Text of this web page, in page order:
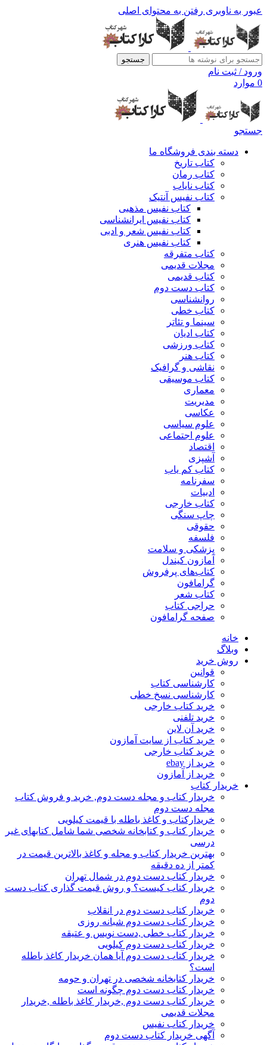
عبور به ناوبری رفتن به محتوای اصلی
جستجو
ورود / ثبت نام
0 موارد
جستجو
دسته بندی فروشگاه ما
کتاب تاریخ
کتاب رمان
کتاب نایاب
کتاب نفیس آنتیک
کتاب نفیس مذهبی
کتاب نفیس ایرانشناسی
کتاب نفیس شعر و ادبی
کتاب نفیس هنری
کتاب متفرقه
مجلات قدیمی
کتاب قدیمی
کتاب دست دوم
روانشناسی
کتاب خطی
سینما و تئاتر
کتاب ادیان
کتاب ورزشی
کتاب هنر
نقاشی و گرافیک
کتاب موسیقی
معماری
مدیریت
عکاسی
علوم سیاسی
علوم اجتماعی
اقتصاد
آشپزی
کتاب کم یاب
سفرنامه
ادبیات
کتاب خارجی
چاپ سنگی
حقوقی
فلسفه
پزشکی و سلامت
آمازون کیندل
کتاب‌های پرفروش
گرامافون
کتاب شعر
حراجی کتاب
صفحه گرامافون
خانه
وبلاگ
روش خرید
قوانین
کارشناسی کتاب
کارشناسی نسخ خطی
خرید کتاب خارجی
خرید تلفنی
خرید آن لاین
خرید کتاب از سایت آمازون
خرید کتاب خارجی
خرید از ebay
خرید از آمازون
خریدار کتاب
خریدار کتاب و مجله دست دوم, خرید و فروش کتاب
مجله دست دوم
خریدارکتاب و کاغذ باطله با قیمت کیلویی
خریدار کتاب و کتابخانه شخصی شما شامل کتابهای غیر
درسی
بهترین خریدار کتاب و مجله و کاغذ بالاترین قیمت در
کمتر از ده دقیقه
خریدار کتاب دست دوم در شمال تهران
خریدار کتاب کیست؟ و روش قیمت گذاری کتاب دست
دوم
خریدار کتاب دست دوم در انقلاب
خریدار کتاب دست دوم شبانه روزی
خریدار کتاب خطی ,دست نویس و عتیقه
خریدار کتاب دست دوم کیلویی
خریدار کتاب دست دوم آیا همان خریدار کاغذ باطله
است؟
خریدار کتابخانه شخصی در تهران و حومه
خریدار کتاب دست دوم چگونه است
خریدار کتاب دست دوم ,خریدار کاغذ باطله ,خریدار
مجلات قدیمی
خریدار کتاب نفیس
آگهی خریدار کتاب دست دوم